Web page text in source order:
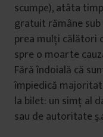
scumpe), atâta
gratuit rămâne sub
prea mulţi călători
spre o moarte
Fără îndoială că
împiedică
la bilet: un simţ al
sau de autoritate